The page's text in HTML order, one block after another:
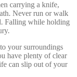
carrying a knife,
Never run or walk
Falling while holding
your surroundings
have plenty of clear
can slip out of your